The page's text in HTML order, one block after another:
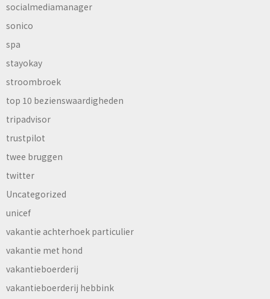
socialmediamanager
sonico
spa
stayokay
stroombroek
top 10 bezienswaardigheden
tripadvisor
trustpilot
twee bruggen
twitter
Uncategorized
unicef
vakantie achterhoek particulier
vakantie met hond
vakantieboerderij
vakantieboerderij hebbink